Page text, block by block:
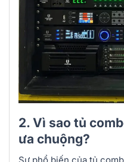
2. Vì sao tủ
ưa chuộng?